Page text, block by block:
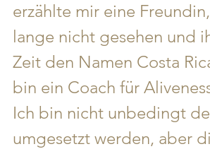
erzählte mir eine
lange nicht gesehen und
Zeit den Namen Costa
bin ein Coach für
Ich bin nicht unbedingt
umgesetzt werden, aber